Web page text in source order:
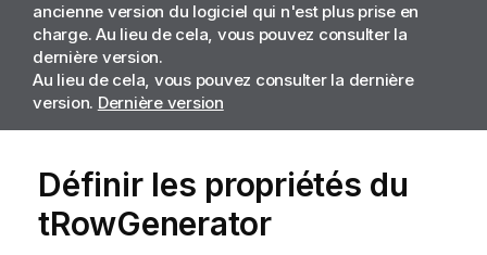
ancienne version du logiciel qui n'est plus prise en
charge. Au lieu de cela, vous pouvez consulter la
dernière version.
Au lieu de cela, vous pouvez consulter la dernière
version. Dernière version
Définir les propriétés du
tRowGenerator